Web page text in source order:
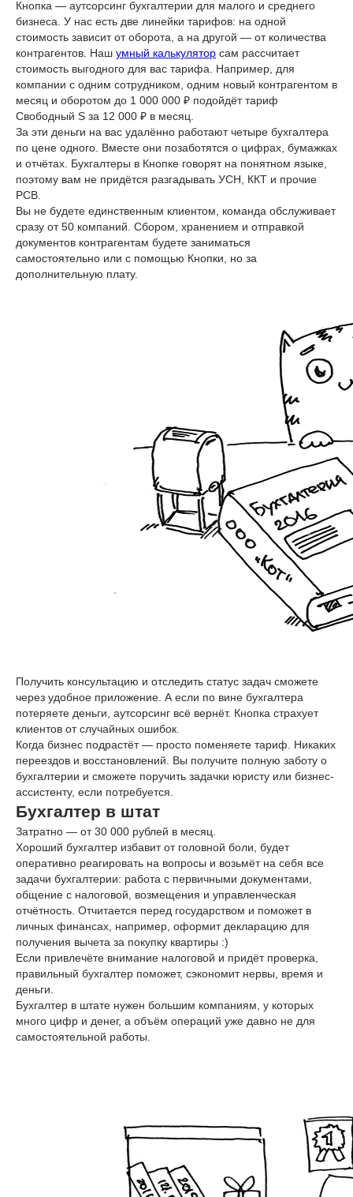
Кнопка — аутсорсинг бухгалтерии для малого и среднего
бизнеса. У нас есть две линейки тарифов: на одной
стоимость зависит от оборота, а на другой — от количества
контрагентов. Наш умный калькулятор сам рассчитает
стоимость выгодного для вас тарифа. Например, для
компании с одним сотрудником, одним новый контрагентом в
месяц и оборотом до 1 000 000 ₽ подойдёт тариф
Свободный S за 12 000 ₽ в месяц.
За эти деньги на вас удалённо работают четыре бухгалтера
по цене одного. Вместе они позаботятся о цифрах, бумажках
и отчётах. Бухгалтеры в Кнопке говорят на понятном языке,
поэтому вам не придётся разгадывать УСН, ККТ и прочие
РСВ.
Вы не будете единственным клиентом, команда обслуживает
сразу от 50 компаний. Сбором, хранением и отправкой
документов контрагентам будете заниматься
самостоятельно или с помощью Кнопки, но за
дополнительную плату.
Получить консультацию и отследить статус задач сможете
через удобное приложение. А если по вине бухгалтера
потеряете деньги, аутсорсинг всё вернёт. Кнопка страхует
клиентов от случайных ошибок.
Когда бизнес подрастёт — просто поменяете тариф. Никаких
переездов и восстановлений. Вы получите полную заботу о
бухгалтерии и сможете поручить задачки юристу или бизнес-
ассистенту, если потребуется.
Бухгалтер в штат
Затратно — от 30 000 рублей в месяц.
Хороший бухгалтер избавит от головной боли, будет
оперативно реагировать на вопросы и возьмёт на себя все
задачи бухгалтерии: работа с первичными документами,
общение с налоговой, возмещения и управленческая
отчётность. Отчитается перед государством и поможет в
личных финансах, например, оформит декларацию для
получения вычета за покупку квартиры :)
Если привлечёте внимание налоговой и придёт проверка,
правильный бухгалтер поможет, сэкономит нервы, время и
деньги.
Бухгалтер в штате нужен большим компаниям, у которых
много цифр и денег, а объём операций уже давно не для
самостоятельной работы.